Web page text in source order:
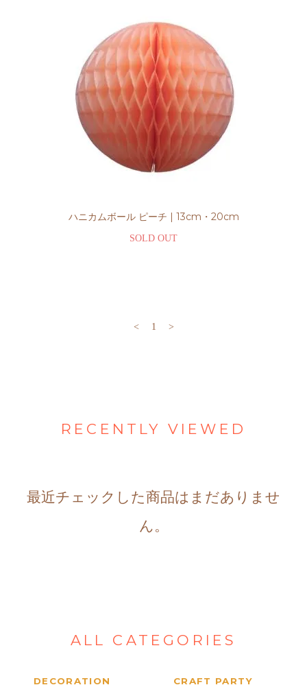
ハニカムボール ピーチ | 13cm・20cm
SOLD OUT
< 1 >
RECENTLY VIEWED
最近チェックした商品はまだありませ
ん。
ALL CATEGORIES
DECORATION CRAFT PARTY